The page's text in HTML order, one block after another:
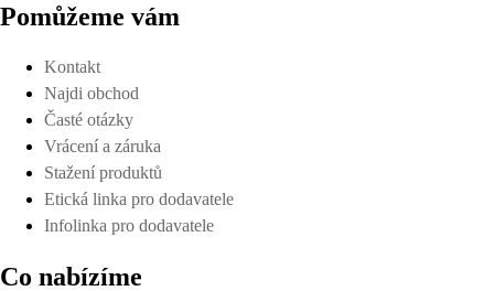
Pomůžeme vám
Kontakt
Najdi obchod
Časté otázky
Vrácení a záruka
Stažení produktů
Etická linka pro dodavatele
Infolinka pro dodavatele
Co nabízíme